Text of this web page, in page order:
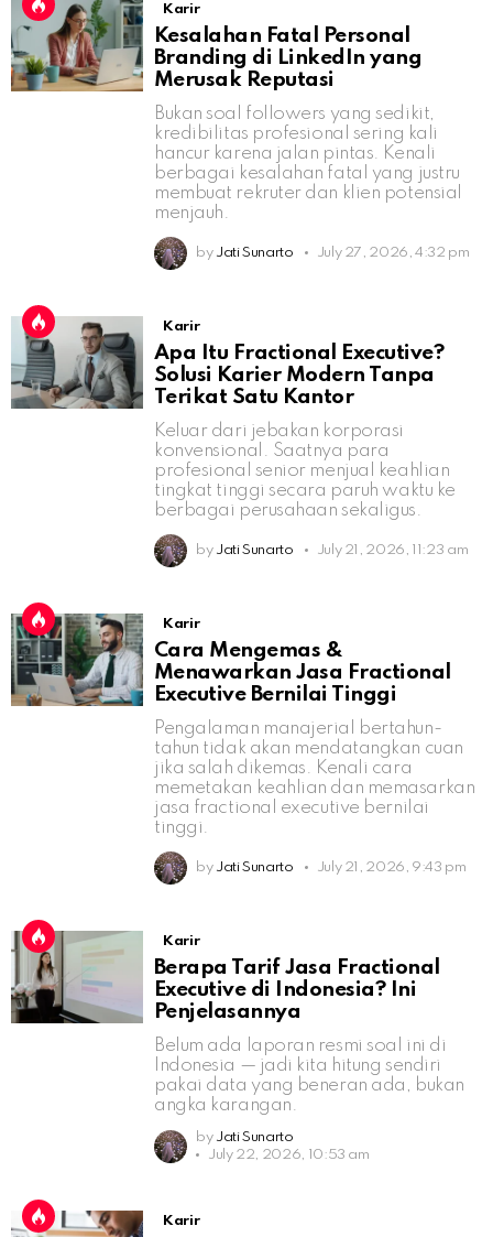
Karir
Kesalahan Fatal Personal
Branding di LinkedIn yang
Merusak Reputasi
Bukan soal followers yang sedikit,
kredibilitas profesional sering kali
hancur karena jalan pintas. Kenali
berbagai kesalahan fatal yang justru
membuat rekruter dan klien potensial
menjauh.
by Jati Sunarto July 27, 2026, 4:32 pm
Karir
Apa Itu Fractional Executive?
Solusi Karier Modern Tanpa
Terikat Satu Kantor
Keluar dari jebakan korporasi
konvensional. Saatnya para
profesional senior menjual keahlian
tingkat tinggi secara paruh waktu ke
berbagai perusahaan sekaligus.
by Jati Sunarto July 21, 2026, 11:23 am
Karir
Cara Mengemas &
Menawarkan Jasa Fractional
Executive Bernilai Tinggi
Pengalaman manajerial bertahun-
tahun tidak akan mendatangkan cuan
jika salah dikemas. Kenali cara
memetakan keahlian dan memasarkan
jasa fractional executive bernilai
tinggi.
by Jati Sunarto July 21, 2026, 9:43 pm
Karir
Berapa Tarif Jasa Fractional
Executive di Indonesia? Ini
Penjelasannya
Belum ada laporan resmi soal ini di
Indonesia — jadi kita hitung sendiri
pakai data yang beneran ada, bukan
angka karangan.
by Jati Sunarto
July 22, 2026, 10:53 am
Karir